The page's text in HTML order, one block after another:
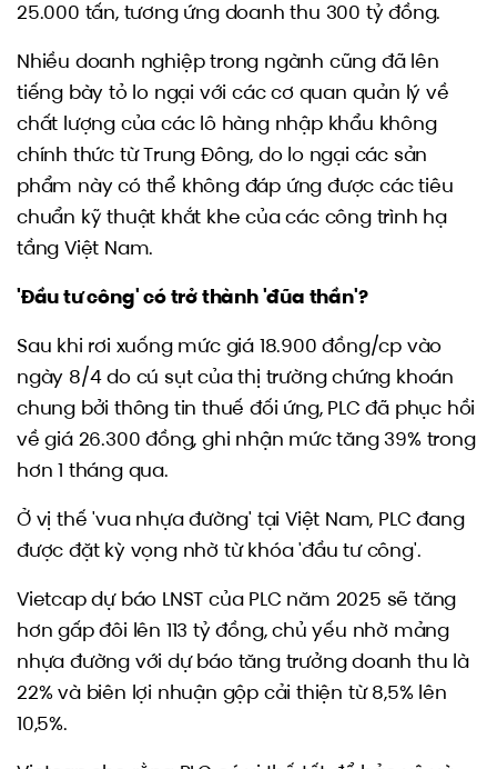
25.000 tấn, tương ứng doanh thu 300 tỷ đồng.
Nhiều doanh nghiệp trong ngành cũng đã lên
tiếng bày tỏ lo ngại với các cơ quan quản lý về
chất lượng của các lô hàng nhập khẩu không
chính thức từ Trung Đông, do lo ngại các sản
phẩm này có thể không đáp ứng được các tiêu
chuẩn kỹ thuật khắt khe của các công trình hạ
tầng Việt Nam.
'Đầu tư công' có trở thành 'đũa thần'?
Sau khi rơi xuống mức giá 18.900 đồng/cp vào
ngày 8/4 do cú sụt của thị trường chứng khoán
chung bởi thông tin thuế đối ứng, PLC đã phục hồi
về giá 26.300 đồng, ghi nhận mức tăng 39% trong
hơn 1 tháng qua.
Ở vị thế 'vua nhựa đường' tại Việt Nam, PLC đang
được đặt kỳ vọng nhờ từ khóa 'đầu tư công'.
Vietcap dự báo LNST của PLC năm 2025 sẽ tăng
hơn gấp đôi lên 113 tỷ đồng, chủ yếu nhờ mảng
nhựa đường với dự báo tăng trưởng doanh thu là
22% và biên lợi nhuận gộp cải thiện từ 8,5% lên
10,5%.